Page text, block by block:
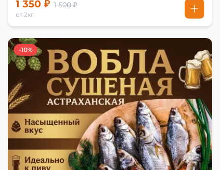
1 350 ₽ 1 500 ₽
от 2кг
-10%